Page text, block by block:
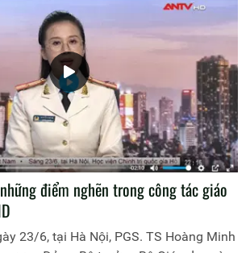
điểm nghẽn trong công tác giáo
23/6, tại Hà Nội, PGS. TS Hoàng Minh